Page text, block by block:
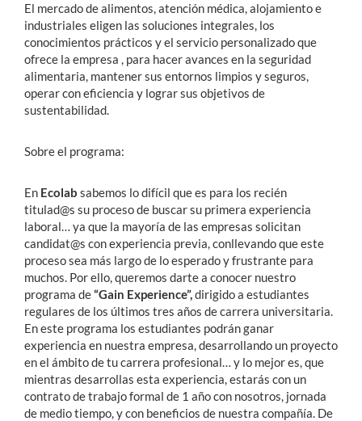
El mercado de alimentos, atención médica, alojamiento e
industriales eligen las soluciones integrales, los
conocimientos prácticos y el servicio personalizado que
ofrece la empresa , para hacer avances en la seguridad
alimentaria, mantener sus entornos limpios y seguros,
operar con eficiencia y lograr sus objetivos de
sustentabilidad.
Sobre el programa:
En Ecolab sabemos lo difícil que es para los recién
titulad@s su proceso de buscar su primera experiencia
laboral… ya que la mayoría de las empresas solicitan
candidat@s con experiencia previa, conllevando que este
proceso sea más largo de lo esperado y frustrante para
muchos. Por ello, queremos darte a conocer nuestro
programa de“Gain Experience”,dirigido a estudiantes
regulares de los últimos tres años de carrera universitaria.
En este programa los estudiantes podrán ganar
experiencia en nuestra empresa, desarrollando un proyecto
en el ámbito de tu carrera profesional… y lo mejor es, que
mientras desarrollas esta experiencia, estarás con un
contrato de trabajo formal de 1 año con nosotros, jornada
de medio tiempo, y con beneficios de nuestra compañía. De